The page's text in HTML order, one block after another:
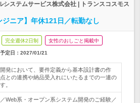
システムサービス株式会社 | トランスコスモス
ジニア】年休121日／転勤なし
完全週休2日制 女性のおしごと掲載中
定日： 2027/01/21
発において、要件定義から基本設計書の作
との連携や納品受入れにいたるまでの一連の
。
／Web系・オープン系システム開発のご経験／